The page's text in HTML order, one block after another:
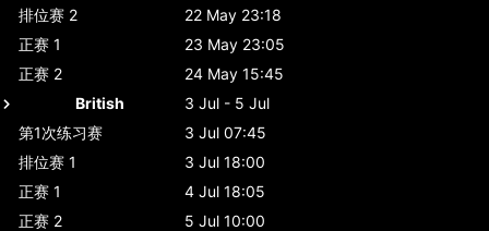
排位赛 2
22 May 23:18
正赛 1
23 May 23:05
正赛 2
24 May 15:45
British
3 Jul - 5 Jul
第1次练习赛
3 Jul 07:45
排位赛 1
3 Jul 18:00
正赛 1
4 Jul 18:05
正赛 2
5 Jul 10:00